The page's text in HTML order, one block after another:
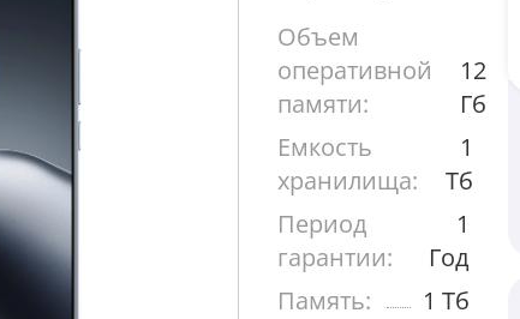
Объем
оперативной
памяти:
12
Гб
Емкость
хранилища:
1
Тб
Период
гарантии:
1
Год
Память:
1 Тб